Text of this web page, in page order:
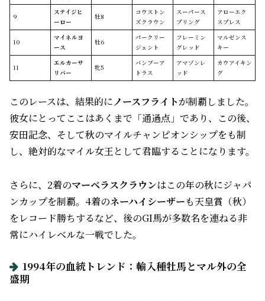
9
ステイジヒ
ーロー
牡8
コウストン
ズクラウン
スーパース
プリング
アローエク
スプレス
10
マイネルヨ
ース
牡6
パークリー
ジェント
フレーミン
グレッド
マルゼンス
キー
11
エルカーサ
リバー
牝5
バンブーア
トラス
アマゾンレ
ッド
カウアイキン
グ
このレースは、結果的にノースフライトが制覇しました。
彼女にとってここはあくまで「通過点」であり、この後、
安田記念、そして秋のマイルチャンピオンシップをも制
し、絶対的なマイル女王として君臨することになります。
さらに、2着のマーベラスクラウンはこの年の秋にジャパ
ンカップを制覇。4着のネーハイシーザーも天皇賞（秋）
をレコード勝ちするなど、後のGI馬が多数名を連ねる非
常にハイレベルな一戦でした。
1994年の血統トレンド：輸入種牡馬とマル外の全
盛期